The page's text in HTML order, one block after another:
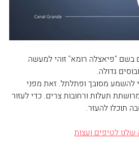
בשם "פיאצלה רומא" זוהי למעשה
גדולה.
להשמע מסובך ופתלתל. זאת מפני
תעלות ורחובות צרים. כדי לעזור
תוכלו להעזר.
לטיפים ועצות